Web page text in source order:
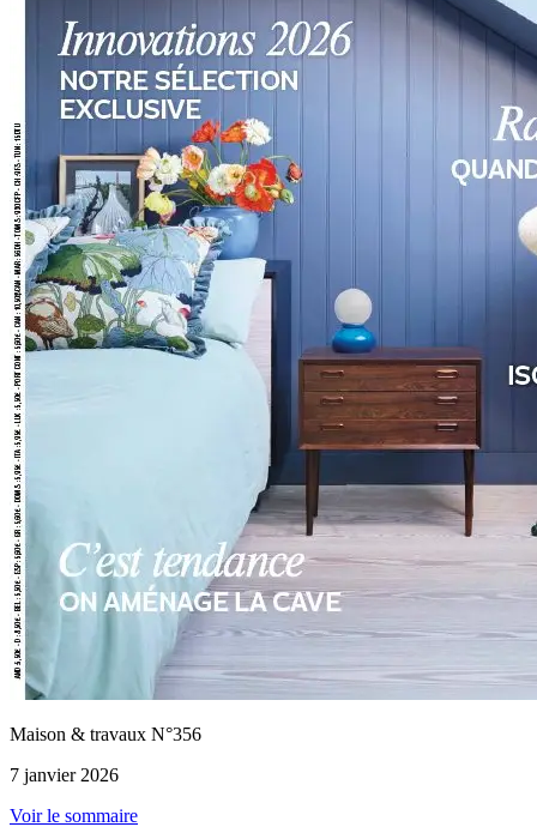
Maison & travaux N°356
7 janvier 2026
Voir le sommaire